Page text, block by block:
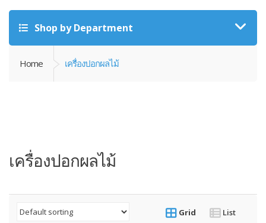
Shop by Department
Home เครื่องปอกผลไม้
เครื่องปอกผลไม้
Grid List